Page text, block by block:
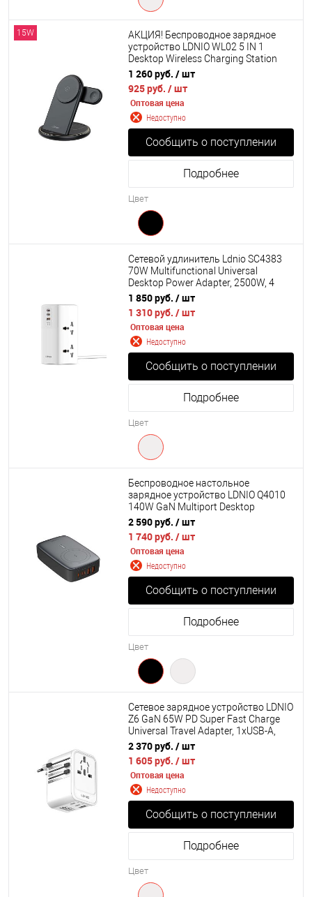
15W
АКЦИЯ! Беспроводное зарядное
устройство LDNIO WL02 5 IN 1
Desktop Wireless Charging Station
15W (Помята коробка)
1 260 руб. / шт
925 руб. / шт
Оптовая цена
Недоступно
Сообщить о поступлении
Подробнее
Цвет
Сетевой удлинитель Ldnio SC4383
70W Multifunctional Universal
Desktop Power Adapter, 2500W, 4
розетки, 2хUSB-C, 1хUSB-A, 2 метра,
1 850 руб. / шт
1 310 руб. / шт
Оптовая цена
Недоступно
Сообщить о поступлении
Подробнее
Цвет
Беспроводное настольное
зарядное устройство LDNIO Q4010
140W GaN Multiport Desktop
Charging Wireless Charger 3xUSB-A,
3xUSB-С
2 590 руб. / шт
1 740 руб. / шт
Оптовая цена
Недоступно
Сообщить о поступлении
Подробнее
Цвет
Сетевое зарядное устройство LDNIO
Z6 GaN 65W PD Super Fast Charge
Universal Travel Adapter, 1хUSB-A,
2хType-C
2 370 руб. / шт
1 605 руб. / шт
Оптовая цена
Недоступно
Сообщить о поступлении
Подробнее
Цвет